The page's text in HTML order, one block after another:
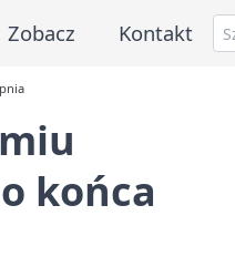
Zobacz Kontakt
końca